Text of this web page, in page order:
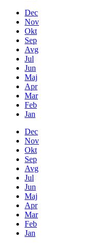
Dec
Nov
Okt
Sep
Avg
Jul
Jun
Maj
Apr
Mar
Feb
Jan
Dec
Nov
Okt
Sep
Avg
Jul
Jun
Maj
Apr
Mar
Feb
Jan